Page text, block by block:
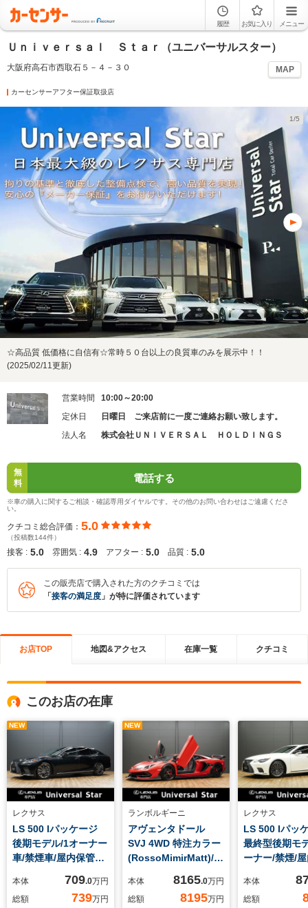
履歴 お気に入り メニュー
Ｕｎｉｖｅｒｓａｌ Ｓｔａｒ（ユニバーサルスター）
大阪府高石市西取石５－４－３０ MAP
カーセンサーアフター保証取扱店
1/5
☆高品質 低価格に自信有☆常時５０台以上の良質車のみを展示中！！
(2025/02/11更新)
営業時間
10:00～20:00
定休日
日曜日 ご来店前に一度ご連絡お願い致します。
法人名
株式会社ＵＮＩＶＥＲＳＡＬ ＨＯＬＤＩＮＧＳ
無
料
電話する
※車の購入に関するご相談・確認専用ダイヤルです。その他のお問い合わせはご遠慮くださ
い。
クチコミ総合評価： 5.0
（投稿数144件）
接客 : 5.0 雰囲気 : 4.9 アフター : 5.0 品質 : 5.0
この販売店で購入された方のクチコミでは
「 接客の満足度 」が特に評価されています
お店TOP 地図&アクセス 在庫一覧 クチコミ
このお店の在庫
NEW
レクサス
LS 500 Iパッケージ
後期モデル/1オーナー
車/禁煙車/屋内保管
システム+A/デジタル
ミラー/パノラマビュ
本体 709.0万円
総額
739万円
NEW
ランボルギーニ
アヴェンタドール
SVJ 4WD 特注カラー
(RossoMimirMatt)/カ
ーボンファイバー
PKG/ライトPKG/マッ
本体 8165.0万円
総額
8195万円
レクサス
LS 500 Iパッ
最終型後期モ
ーナー/禁煙/
システム+A/
ミラー/パノラ
本体
総額